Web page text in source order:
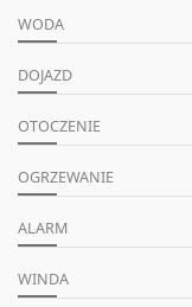
WODA
DOJAZD
OTOCZENIE
OGRZEWANIE
ALARM
WINDA